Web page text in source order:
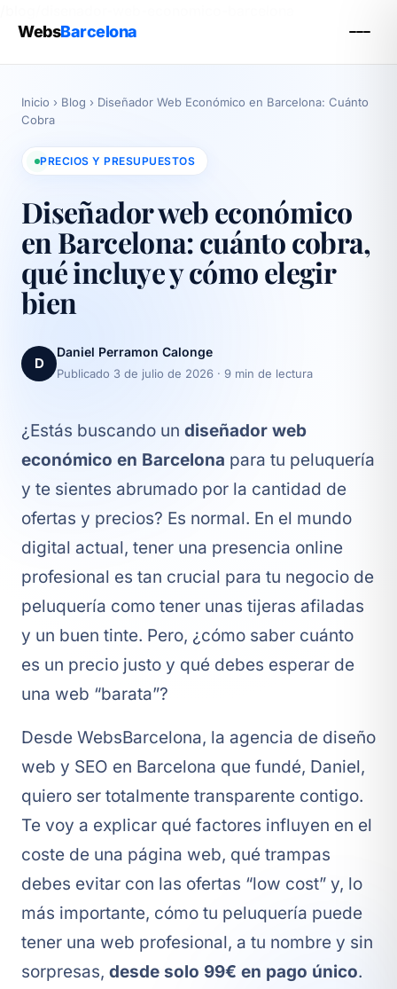
WebsBarcelona
Inicio › Blog › Diseñador Web Económico en Barcelona: Cuánto
Cobra
PRECIOS Y PRESUPUESTOS
Diseñador web económico
en Barcelona: cuánto cobra,
qué incluye y cómo elegir
bien
D
Daniel Perramon Calonge
Publicado 3 de julio de 2026 · 9 min de lectura
¿Estás buscando un diseñador web
económico en Barcelona para tu peluquería
y te sientes abrumado por la cantidad de
ofertas y precios? Es normal. En el mundo
digital actual, tener una presencia online
profesional es tan crucial para tu negocio de
peluquería como tener unas tijeras afiladas
y un buen tinte. Pero, ¿cómo saber cuánto
es un precio justo y qué debes esperar de
una web “barata”?
Desde WebsBarcelona, la agencia de diseño
web y SEO en Barcelona que fundé, Daniel,
quiero ser totalmente transparente contigo.
Te voy a explicar qué factores influyen en el
coste de una página web, qué trampas
debes evitar con las ofertas “low cost” y, lo
más importante, cómo tu peluquería puede
tener una web profesional, a tu nombre y sin
sorpresas, desde solo 99€ en pago único.